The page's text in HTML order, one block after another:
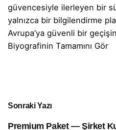
güvencesiyle ilerleyen bir
yalnızca bir bilgilendirme
Avrupa’ya güvenli bir
Biyografinin Tamamını Gör
Sonraki Yazı
Premium Paket — Şirket